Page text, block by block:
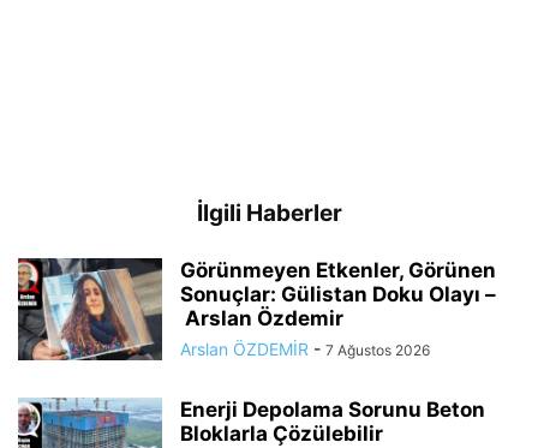
İlgili Haberler
Görünmeyen Etkenler, Görünen
Sonuçlar: Gülistan Doku Olayı –
Arslan Özdemir
Arslan ÖZDEMİR - 7 Ağustos 2026
Enerji Depolama Sorunu Beton
Bloklarla Çözülebilir